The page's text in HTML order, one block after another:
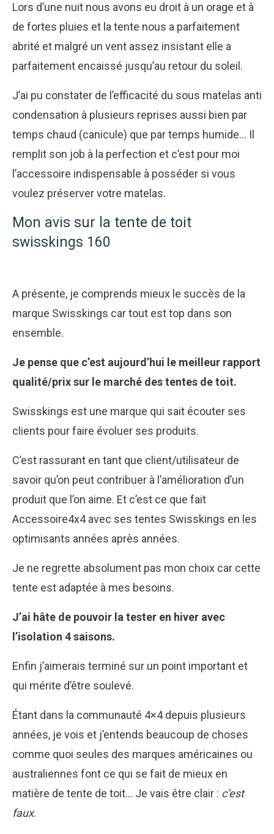
Lors d’une nuit nous avons eu droit à un orage et à
de fortes pluies et la tente nous a parfaitement
abrité et malgré un vent assez insistant elle a
parfaitement encaissé jusqu’au retour du soleil.
J’ai pu constater de l’efficacité du sous matelas anti
condensation à plusieurs reprises aussi bien par
temps chaud (canicule) que par temps humide… Il
remplit son job à la perfection et c’est pour moi
l’accessoire indispensable à posséder si vous
voulez préserver votre matelas.
Mon avis sur la tente de toit
swisskings 160
A présente, je comprends mieux le succès de la
marque Swisskings car tout est top dans son
ensemble.
Je pense que c’est aujourd’hui le meilleur rapport
qualité/prix sur le marché des tentes de toit.
Swisskings est une marque qui sait écouter ses
clients pour faire évoluer ses produits.
C’est rassurant en tant que client/utilisateur de
savoir qu’on peut contribuer à l’amélioration d’un
produit que l’on aime. Et c’est ce que fait
Accessoire4x4 avec ses tentes Swisskings en les
optimisants années après années.
Je ne regrette absolument pas mon choix car cette
tente est adaptée à mes besoins.
J’ai hâte de pouvoir la tester en hiver avec
l’isolation 4 saisons.
Enfin j’aimerais terminé sur un point important et
qui mérite d’être soulevé.
Étant dans la communauté 4×4 depuis plusieurs
années, je vois et j’entends beaucoup de choses
comme quoi seules des marques américaines ou
australiennes font ce qui se fait de mieux en
matière de tente de toit… Je vais être clair : c’est
faux.